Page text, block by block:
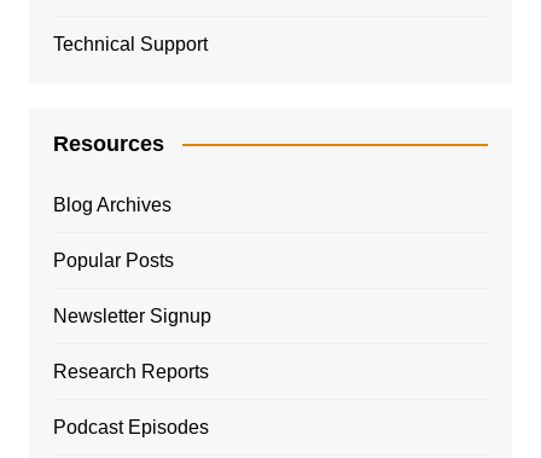
Technical Support
Resources
Blog Archives
Popular Posts
Newsletter Signup
Research Reports
Podcast Episodes